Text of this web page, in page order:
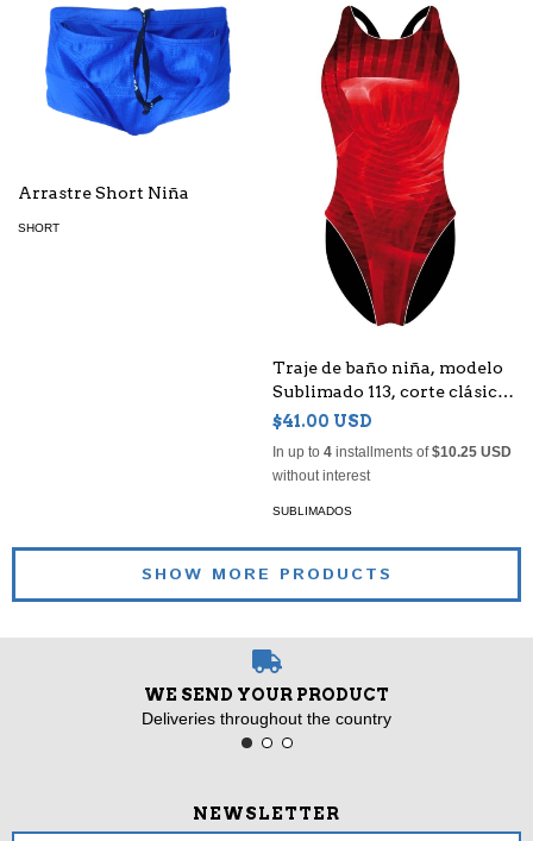
Arrastre Short Niña
SHORT
Traje de baño niña, modelo
Sublimado 113, corte clásico
en tela Anticlor
$41.00 USD
In up to 4 installments of$10.25 USD
without interest
SUBLIMADOS
SHOW MORE PRODUCTS
WE SEND YOUR PRODUCT
Deliveries throughout the country
NEWSLETTER